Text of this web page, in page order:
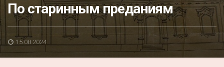
Люди родного края
По старинным преданиям
15.08.2024